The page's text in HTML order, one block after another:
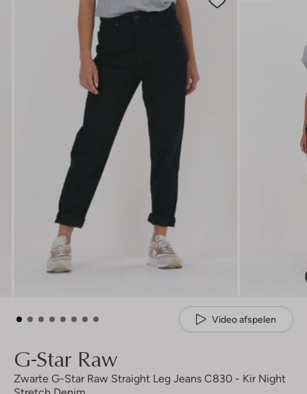
Video afspelen
G-Star Raw
Zwarte G-Star Raw Straight Leg Jeans C830 - Kir Night